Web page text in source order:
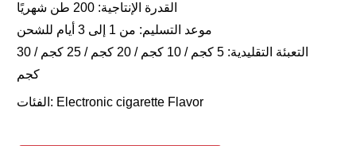
القدرة الإنتاجية: 200 طن شهريًا
موعد التسليم: من 1 إلى 3 أيام للشحن
التعبئة التقليدية: 5 كجم / 10 كجم / 20 كجم / 25 كجم / 30
كجم
الفئات: Electronic cigarette Flavor